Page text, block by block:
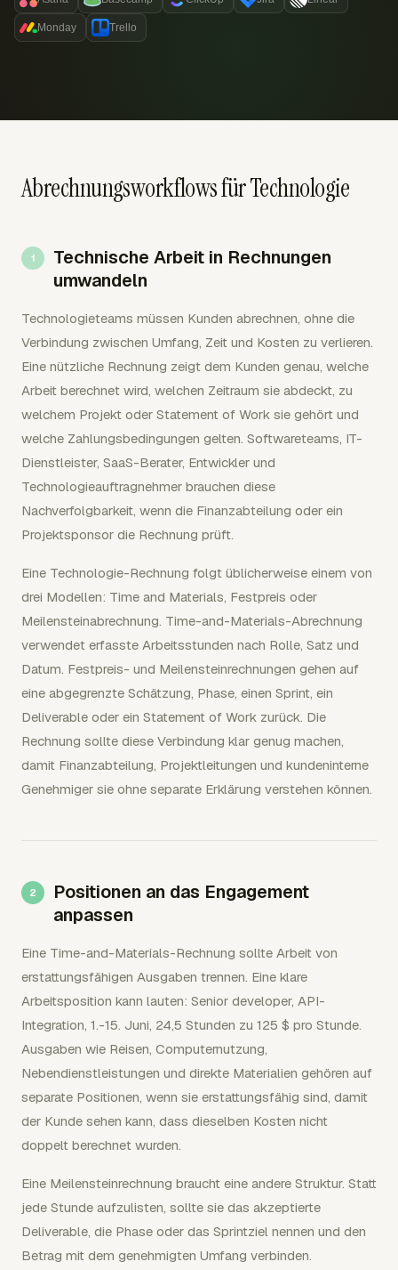
Monday Trello
Abrechnungsworkflows für Technologie
Technische Arbeit in Rechnungen
umwandeln
Technologieteams müssen Kunden abrechnen, ohne die
Verbindung zwischen Umfang, Zeit und Kosten zu verlieren.
Eine nützliche Rechnung zeigt dem Kunden genau, welche
Arbeit berechnet wird, welchen Zeitraum sie abdeckt, zu
welchem Projekt oder Statement of Work sie gehört und
welche Zahlungsbedingungen gelten. Softwareteams, IT-
Dienstleister, SaaS-Berater, Entwickler und
Technologieauftragnehmer brauchen diese
Nachverfolgbarkeit, wenn die Finanzabteilung oder ein
Projektsponsor die Rechnung prüft.
Eine Technologie-Rechnung folgt üblicherweise einem von
drei Modellen: Time and Materials, Festpreis oder
Meilensteinabrechnung. Time-and-Materials-Abrechnung
verwendet erfasste Arbeitsstunden nach Rolle, Satz und
Datum. Festpreis- und Meilensteinrechnungen gehen auf
eine abgegrenzte Schätzung, Phase, einen Sprint, ein
Deliverable oder ein Statement of Work zurück. Die
Rechnung sollte diese Verbindung klar genug machen,
damit Finanzabteilung, Projektleitungen und kundeninterne
Genehmiger sie ohne separate Erklärung verstehen können.
Positionen an das Engagement
anpassen
Eine Time-and-Materials-Rechnung sollte Arbeit von
erstattungsfähigen Ausgaben trennen. Eine klare
Arbeitsposition kann lauten: Senior developer, API-
Integration, 1.-15. Juni, 24,5 Stunden zu 125 $ pro Stunde.
Ausgaben wie Reisen, Computernutzung,
Nebendienstleistungen und direkte Materialien gehören auf
separate Positionen, wenn sie erstattungsfähig sind, damit
der Kunde sehen kann, dass dieselben Kosten nicht
doppelt berechnet wurden.
Eine Meilensteinrechnung braucht eine andere Struktur. Statt
jede Stunde aufzulisten, sollte sie das akzeptierte
Deliverable, die Phase oder das Sprintziel nennen und den
Betrag mit dem genehmigten Umfang verbinden.